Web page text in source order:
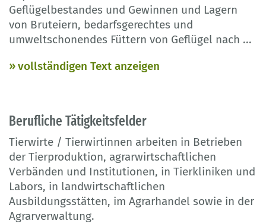
Geflügelbestandes und Gewinnen und Lagern
von Bruteiern, bedarfsgerechtes und
umweltschonendes Füttern von Geflügel nach ...
vollständigen Text anzeigen
Berufliche Tätigkeitsfelder
Tierwirte / Tierwirtinnen arbeiten in Betrieben
der Tierproduktion, agrarwirtschaftlichen
Verbänden und Institutionen, in Tierkliniken und
Labors, in landwirtschaftlichen
Ausbildungsstätten, im Agrarhandel sowie in der
Agrarverwaltung.